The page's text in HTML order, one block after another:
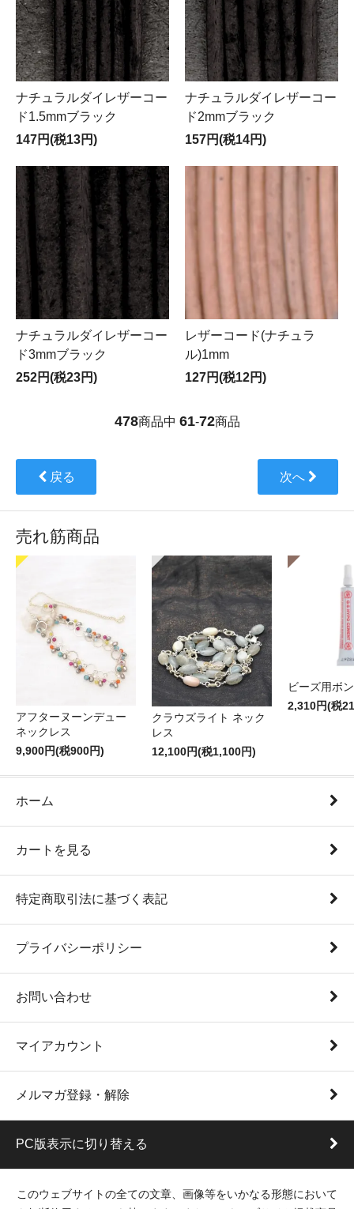
ナチュラルダイレザーコー
ド1.5mmブラック
147円(税13円)
ナチュラルダイレザーコー
ド2mmブラック
157円(税14円)
ナチュラルダイレザーコー
ド3mmブラック
252円(税23円)
レザーコード(ナチュラ
ル)1mm
127円(税12円)
478商品中 61-72商品
戻る 次へ
売れ筋商品
アフターヌーンデュー
ネックレス
9,900円(税900円)
クラウズライト ネック
レス
12,100円(税1,100円)
ビーズ用ボ
2,310円(税
ホーム
カートを見る
特定商取引法に基づく表記
プライバシーポリシー
お問い合わせ
マイアカウント
メルマガ登録・解除
PC版表示に切り替える
このウェブサイトの全ての文章、画像等をいかなる形態において